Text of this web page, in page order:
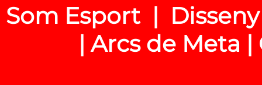
Som Esport |
| Arcs de Meta